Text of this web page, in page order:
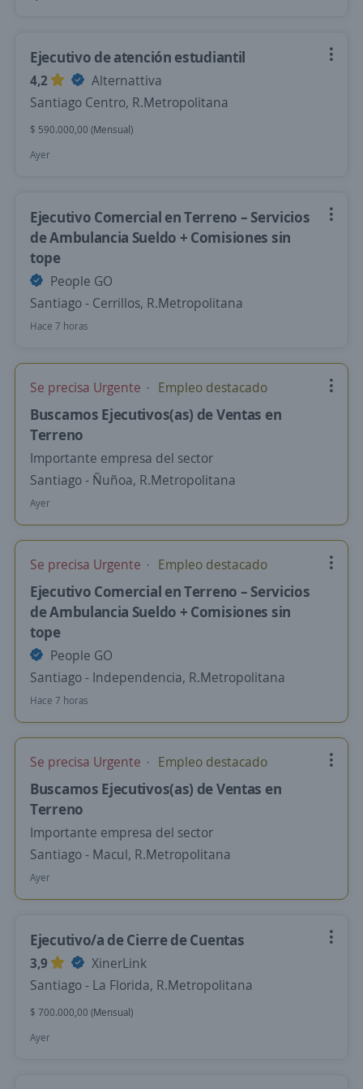
Ejecutivo de atención estudiantil
4,2
Alternattiva
Santiago Centro, R.Metropolitana
$ 590.000,00 (Mensual)
Ayer
Ejecutivo Comercial en Terreno – Servicios
de Ambulancia Sueldo + Comisiones sin
tope
People GO
Santiago - Cerrillos, R.Metropolitana
Hace 7 horas
Se precisa Urgente Empleo destacado
Buscamos Ejecutivos(as) de Ventas en
Terreno
Importante empresa del sector
Santiago - Ñuñoa, R.Metropolitana
Ayer
Se precisa Urgente Empleo destacado
Ejecutivo Comercial en Terreno – Servicios
de Ambulancia Sueldo + Comisiones sin
tope
People GO
Santiago - Independencia, R.Metropolitana
Hace 7 horas
Se precisa Urgente Empleo destacado
Buscamos Ejecutivos(as) de Ventas en
Terreno
Importante empresa del sector
Santiago - Macul, R.Metropolitana
Ayer
Ejecutivo/a de Cierre de Cuentas
3,9
XinerLink
Santiago - La Florida, R.Metropolitana
$ 700.000,00 (Mensual)
Ayer